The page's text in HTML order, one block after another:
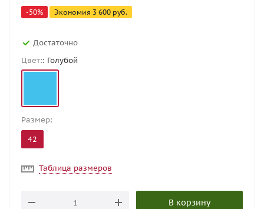
-50% Экономия 3 600 руб.
Достаточно
Цвет:: Голубой
Размер:
42
Таблица размеров
В корзину